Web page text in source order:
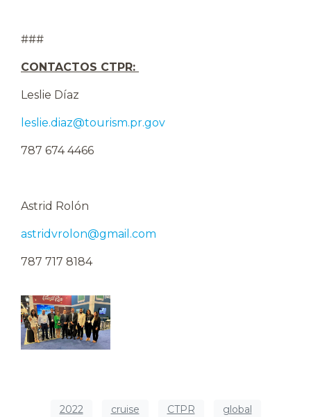
###
CONTACTOS CTPR:
Leslie Díaz
leslie.diaz@tourism.pr.gov
787 674 4466
Astrid Rolón
astridvrolon@gmail.com
787 717 8184
2022 cruise CTPR
global